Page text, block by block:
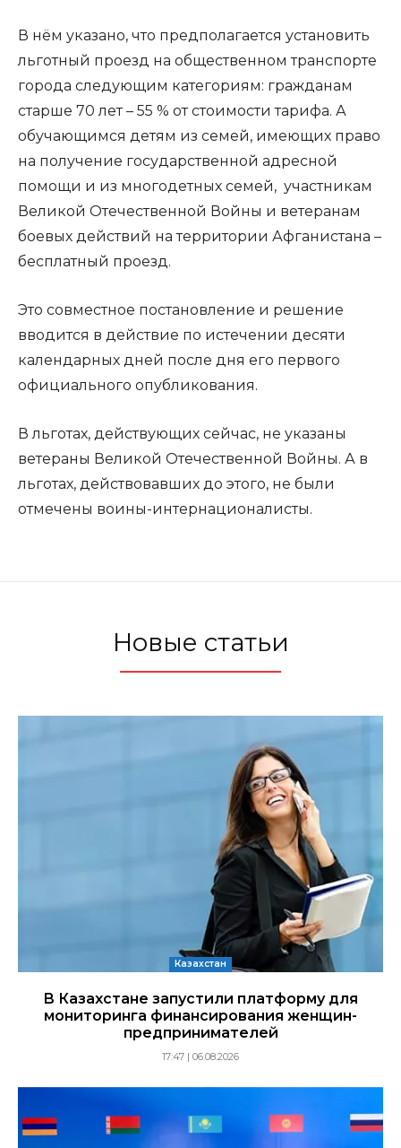
В нём указано, что предполагается установить
льготный проезд на общественном транспорте
города следующим категориям: гражданам
старше 70 лет – 55 % от стоимости тарифа. А
обучающимся детям из семей, имеющих право
на получение государственной адресной
помощи и из многодетных семей, участникам
Великой Отечественной Войны и ветеранам
боевых действий на территории Афганистана –
бесплатный проезд.
Это совместное постановление и решение
вводится в действие по истечении десяти
календарных дней после дня его первого
официального опубликования.
В льготах, действующих сейчас, не указаны
ветераны Великой Отечественной Войны. А в
льготах, действовавших до этого, не были
отмечены воины-интернационалисты.
Новые статьи
Казахстан
В Казахстане запустили платформу для
мониторинга финансирования женщин-
предпринимателей
17:47 | 06.08.2026